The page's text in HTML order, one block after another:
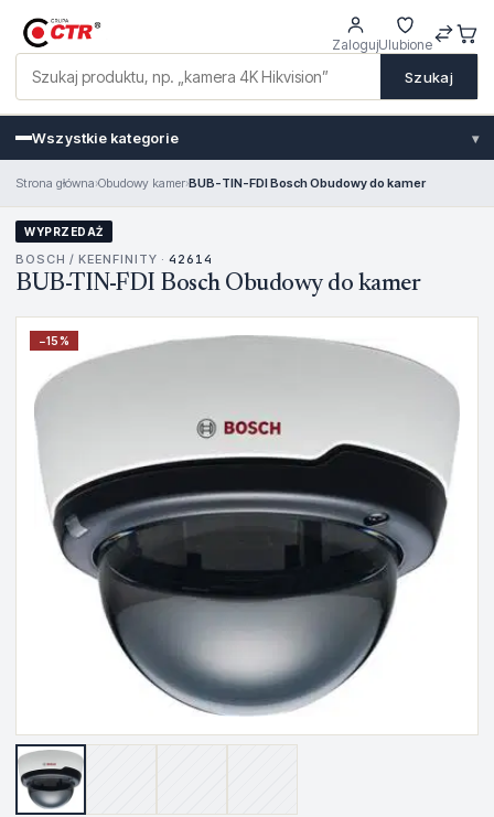
Szukaj
ZalogujUlubione
Wszystkie kategorie ▾
Strona główna›Obudowy kamer›BUB-TIN-FDI Bosch Obudowy do kamer
WYPRZEDAŻ
BOSCH / KEENFINITY · 42614
BUB-TIN-FDI Bosch Obudowy do kamer
−15%